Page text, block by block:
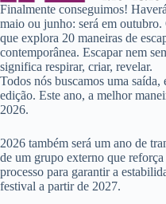
Finalmente conseguimos!
maio ou junho: será em
que explora 20 maneiras de
contemporânea. Escapar nem
significa respirar, criar, revelar.
Todos nós buscamos uma saída,
edição. Este ano, a melhor
2026.
2026 também será um ano de
de um grupo externo que
processo para garantir a
festival a partir de 2027.